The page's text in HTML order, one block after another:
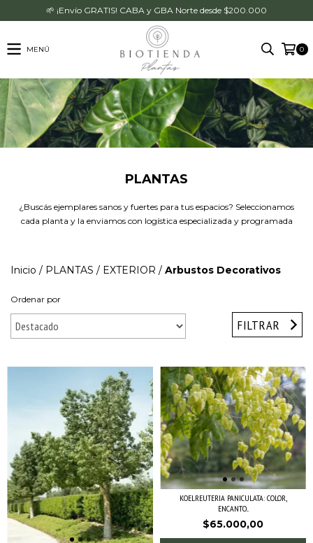
🌱 ¡Envío GRATIS! CABA y GBA Norte desde $200.000
MENÚ 0
PLANTAS
¿Buscás ejemplares sanos y fuertes para tus espacios? Seleccionamos
cada planta y la enviamos con logística especializada y programada
Inicio / PLANTAS / EXTERIOR / Arbustos Decorativos
Ordenar por
FILTRAR
KOELREUTERIA PANICULATA: COLOR,
ENCANTO...
$65.000,00